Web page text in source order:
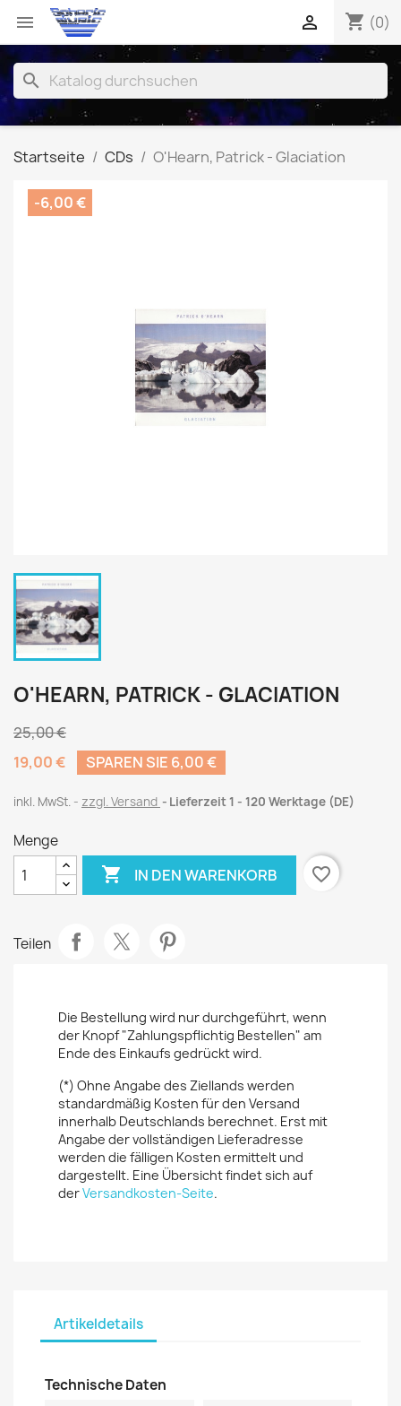
 shopping_cart (0)

search
Startseite CDs O'Hearn, Patrick - Glaciation
-6,00 €
O'HEARN, PATRICK - GLACIATION
25,00 €
19,00 €
SPAREN SIE 6,00 €
inkl. MwSt. zzgl. Versand Lieferzeit 1 - 120 Werktage (DE)
Menge
 IN DEN WARENKORB favorite_border
Teilen
Die Bestellung wird nur durchgeführt, wenn
der Knopf "Zahlungspflichtig Bestellen" am
Ende des Einkaufs gedrückt wird.
(*) Ohne Angabe des Ziellands werden
standardmäßig Kosten für den Versand
innerhalb Deutschlands berechnet. Erst mit
Angabe der vollständigen Lieferadresse
werden die fälligen Kosten ermittelt und
dargestellt. Eine Übersicht findet sich auf
derVersandkosten-Seite.
Artikeldetails
Technische Daten